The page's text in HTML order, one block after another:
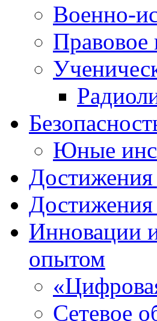
Военно-
Правовое
Юные
Достижения
Инновации
опытом
Сетевое